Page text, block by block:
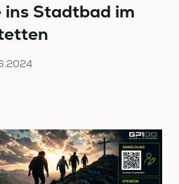
ins Stadtbad im